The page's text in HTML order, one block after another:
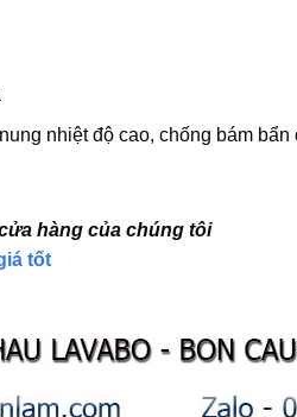
nhiệt độ cao, chống bám bẩn
hàng của chúng tôi
tốt